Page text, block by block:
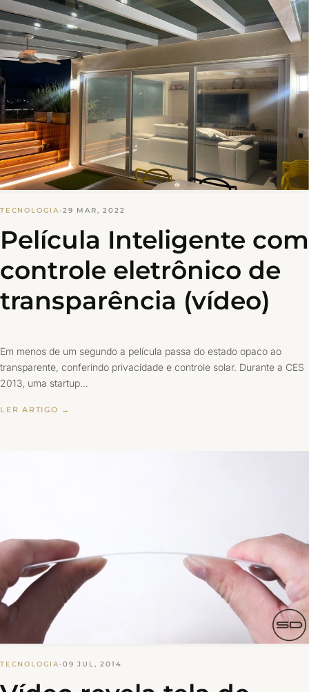
TECNOLOGIA· 29 MAR, 2022
Película Inteligente com
controle eletrônico de
transparência (vídeo)
Em menos de um segundo a película passa do estado opaco ao
transparente, conferindo privacidade e controle solar. Durante a CES
2013, uma startup…
LER ARTIGO →
TECNOLOGIA· 09 JUL, 2014